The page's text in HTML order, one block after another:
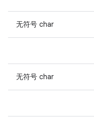
无符号 char
无符号 char